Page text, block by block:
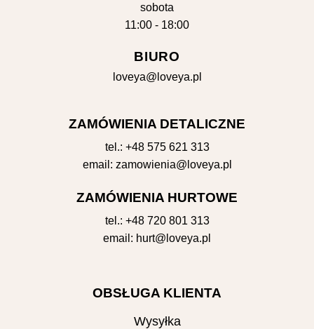
sobota
11:00 - 18:00
BIURO
loveya@loveya.pl
ZAMÓWIENIA DETALICZNE
tel.: +48 575 621 313
email: zamowienia@loveya.pl
ZAMÓWIENIA HURTOWE
tel.: +48 720 801 313
email: hurt@loveya.pl
OBSŁUGA KLIENTA
Wysyłka